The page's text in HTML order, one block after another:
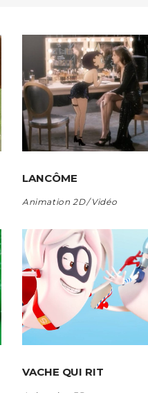
LANCÔME
Animation 2D Vidéo
VACHE QUI RIT